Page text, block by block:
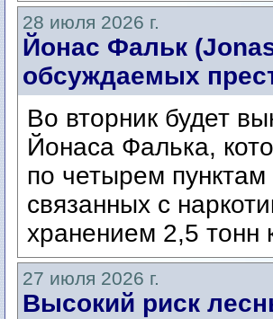
28 июля 2026 г.
Йонас Фальк
обсуждаемых
Во вторник будет
Йонаса Фалька,
по четырем
связанных с
хранением 2,5 тонн
27 июля 2026 г.
Высокий риск